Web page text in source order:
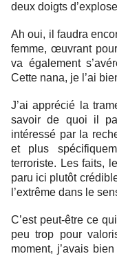
deux doigts
Ah oui, il faudra
femme, œuvrant
va également
Cette nana, je l’ai
J’ai apprécié la
savoir de quoi il
intéressé par la
et plus
terroriste. Les faits,
paru ici plutôt
l’extrême dans le
C’est peut-être ce
peu trop pour
moment, j’avais